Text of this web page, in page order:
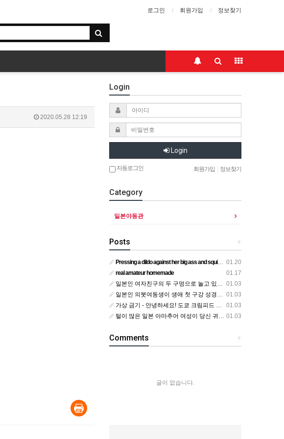
로그인 회원가입 정보찾기
2020.05.28 12:19
Login
Login
자동로그인 회원가입 정보찾기
Category
일본야동관
+
Posts
01.20
Pressing a dildo against her big ass and squirting from below
01.17
real amateur homemade
01.03
일본인 여자친구의 두 구멍으로 놀고 있어요
01.03
일본인 의붓여동생이 생애 첫 구강 성경험을 공개하다
01.03
가상 금기 - 안녕하세요! 도쿄 크림피드 시엘에서
01.03
털이 많은 일본 아마추어 여성이 당신 귀에 대고 신음하며 자위합니다. 그녀가 오르가즘에 도달하는 모습을 보세요?
+
Comments
글이 없습니다.